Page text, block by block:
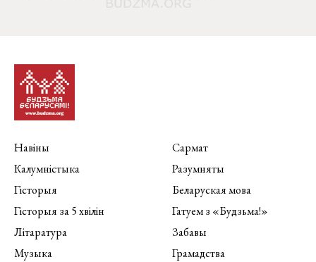
Навіны
Калумністыка
Гісторыя
Гісторыя за 5 хвілін
Літаратура
Музыка
Сармат
Разумняты
Беларуская мова
Гатуем з «Будзьма!»
Забавы
Грамадства